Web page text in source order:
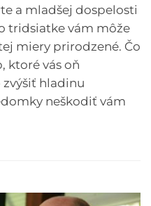
a mladšej dospelosti
tridsiatke vám môže
miery prirodzené. Čo
ktoré vás oň
zvýšiť hladinu
neškodiť vám